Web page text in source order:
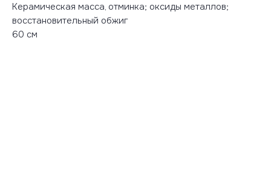
Керамическая масса, отминка; оксиды металлов;
восстановительный обжиг
60 см